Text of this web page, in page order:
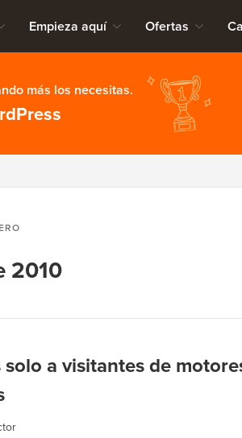
Empieza aquí Ofertas
más los necesitas.
2010
a visitantes de